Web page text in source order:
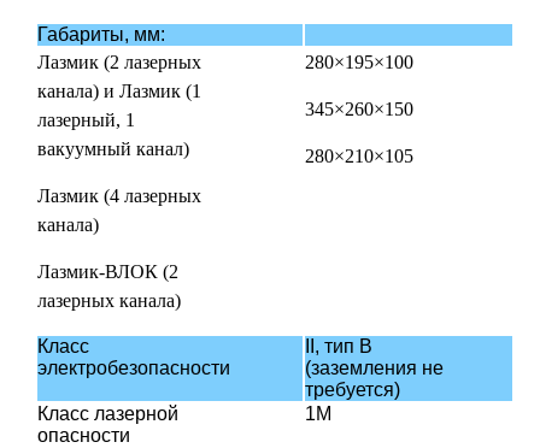
Габариты, мм:
Лазмик (2 лазерных
канала) и Лазмик (1
лазерный, 1
вакуумный канал)
Лазмик (4 лазерных
канала)
Лазмик-ВЛОК (2
лазерных канала)
280×195×100
345×260×150
280×210×105
Класс
электробезопасности
II, тип В
(заземления не
требуется)
Класс лазерной
опасности
1М